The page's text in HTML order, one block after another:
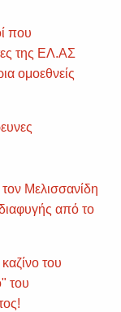
που
της ΕΛ.ΑΣ
ομοεθνείς
Μελισσανίδη
από το
του
του